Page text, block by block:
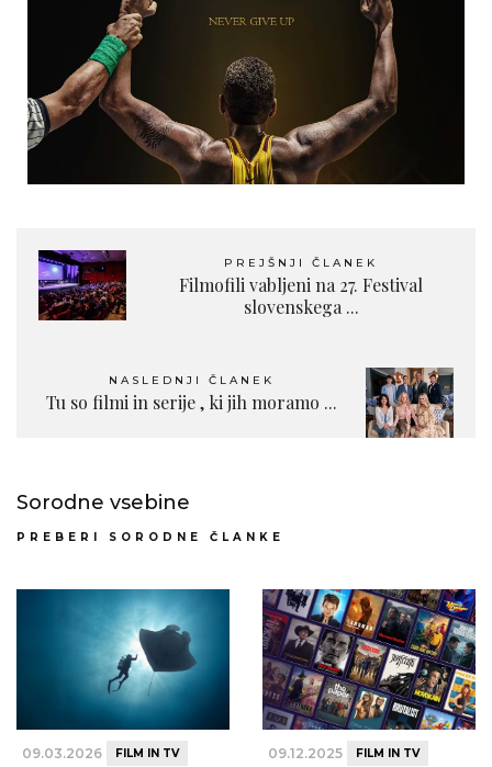
PREJŠNJI ČLANEK
Filmofili vabljeni na 27. Festival
slovenskega ...
NASLEDNJI ČLANEK
Tu so filmi in serije , ki jih moramo ...
Sorodne vsebine
PREBERI SORODNE ČLANKE
09.03.2026 FILM IN TV 09.12.2025 FILM IN TV